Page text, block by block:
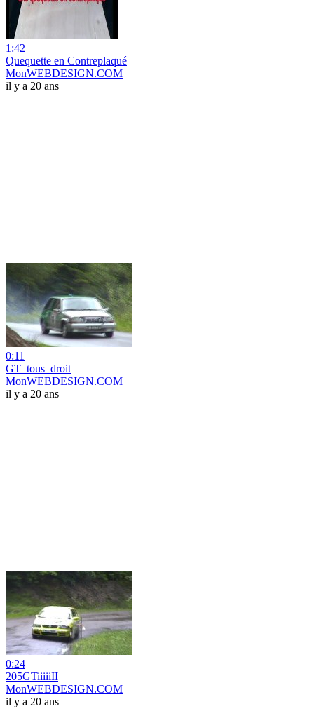
1:42
Quequette en Contreplaqué
MonWEBDESIGN.COM
il y a 20 ans
0:11
GT_tous_droit
MonWEBDESIGN.COM
il y a 20 ans
0:24
205GTiiiiiII
MonWEBDESIGN.COM
il y a 20 ans